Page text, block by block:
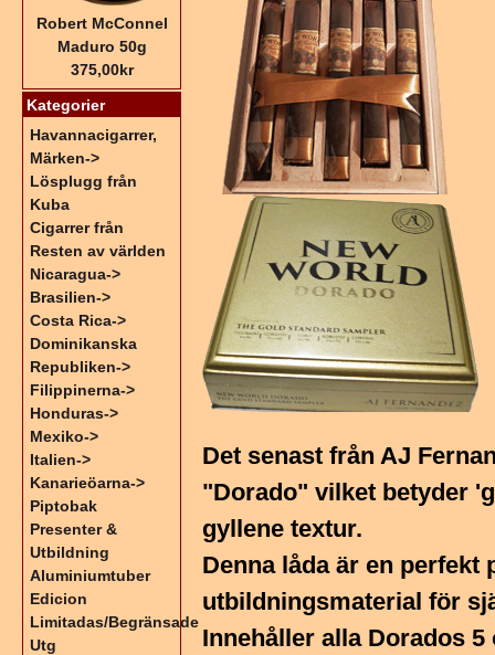
Det senast från AJ
"Dorado" vilket betyder
gyllene textur.
Denna låda är en
utbildningsmaterial för
Innehåller alla Dorados
Robert McConnel
Maduro 50g
375,00kr
Kategorier
Havannacigarrer,
Märken->
Lösplugg från
Kuba
Cigarrer från
Resten av världen
Nicaragua->
Brasilien->
Costa Rica->
Dominikanska
Republiken->
Filippinerna->
Honduras->
Mexiko->
Italien->
Kanarieöarna->
Piptobak
Presenter &
Utbildning
Aluminiumtuber
Edicion
Limitadas/Begränsade
Utg